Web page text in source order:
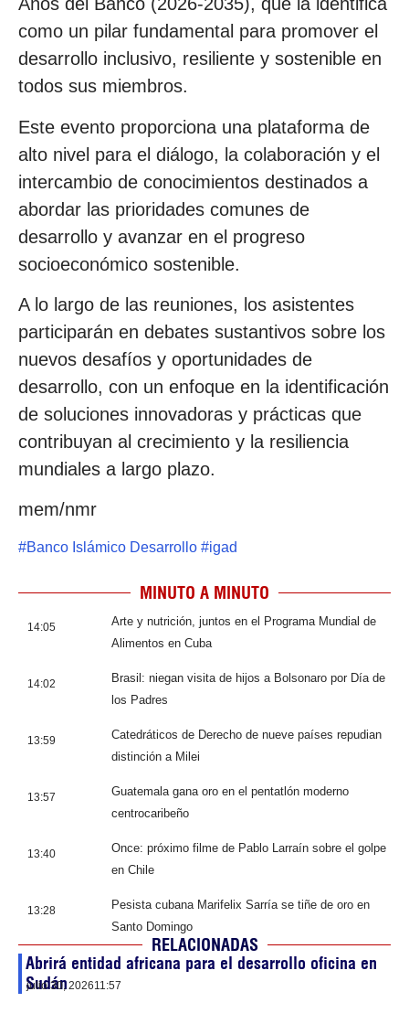
como un pilar fundamental para promover el
desarrollo inclusivo, resiliente y sostenible en
todos sus miembros.
Este evento proporciona una plataforma de
alto nivel para el diálogo, la colaboración y el
intercambio de conocimientos destinados a
abordar las prioridades comunes de
desarrollo y avanzar en el progreso
socioeconómico sostenible.
A lo largo de las reuniones, los asistentes
participarán en debates sustantivos sobre los
nuevos desafíos y oportunidades de
desarrollo, con un enfoque en la identificación
de soluciones innovadoras y prácticas que
contribuyan al crecimiento y la resiliencia
mundiales a largo plazo.
mem/nmr
#Banco Islámico Desarrollo #igad
MINUTO A MINUTO
14:05
Arte y nutrición, juntos en el Programa Mundial de
Alimentos en Cuba
14:02
Brasil: niegan visita de hijos a Bolsonaro por Día de
los Padres
13:59
Catedráticos de Derecho de nueve países repudian
distinción a Milei
13:57
Guatemala gana oro en el pentatlón moderno
centrocaribeño
13:40
Once: próximo filme de Pablo Larraín sobre el golpe
en Chile
13:28
Pesista cubana Marifelix Sarría se tiñe de oro en
Santo Domingo
RELACIONADAS
Abrirá entidad africana para el desarrollo oficina en
Sudán
julio 30, 202611:57